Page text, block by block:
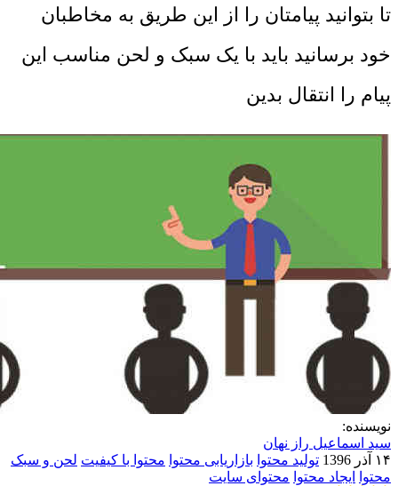
تا بتوانید پیامتان را از این طریق به مخاطبان
خود برسانید باید با یک سبک و لحن مناسب این
پیام را انتقال بدین
نویسنده:
سید اسماعیل راز نهان
۱۴ آذر 1396
تولید محتوا بازاریابی محتوا محتوا با کیفیت لحن و سبک
محتوا
ایجاد محتوا محتوای سایت